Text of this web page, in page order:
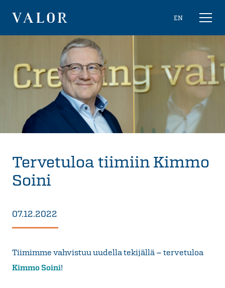
sisältöön
Choose
EN
Tervetuloa tiimiin Kimmo
Soini
07.12.2022
Tiimimme vahvistuu uudella tekijällä – tervetuloa
Kimmo Soini!